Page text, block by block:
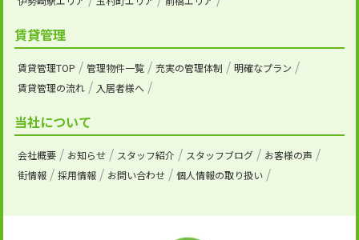
賃貸管理
賃貸管理TOP 管理物件一覧 充実の管理体制
明確なプラン
賃貸管理の流れ
入居者様へ
当社について
会社概要 お知らせ スタッフ紹介 スタッフブログ
お客様の声
街情報
採用情報 お問い合わせ 個人情報の取り扱い